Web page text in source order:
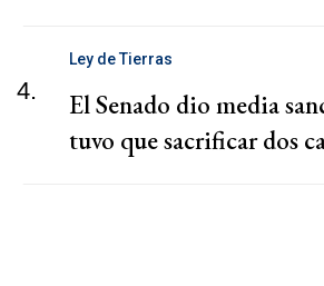
4.
Ley de Tierras
El Senado dio media
tuvo que sacrificar dos